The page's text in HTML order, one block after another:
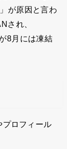
が原因と言わ
され、
8月には凍結